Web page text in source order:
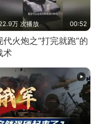
万 次播放 00:52
代火炮之“打完就跑”的
术